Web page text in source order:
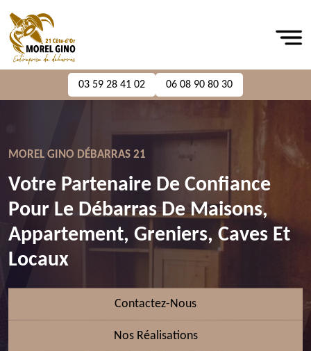
03 59 28 41 02 06 08 90 80 30
MOREL GINO DÉBARRAS 21
Votre Partenaire De Confiance
Pour Le Débarras De Maisons,
Appartement, Greniers, Caves Et
Locaux
Contactez-Nous
Nos Réalisations